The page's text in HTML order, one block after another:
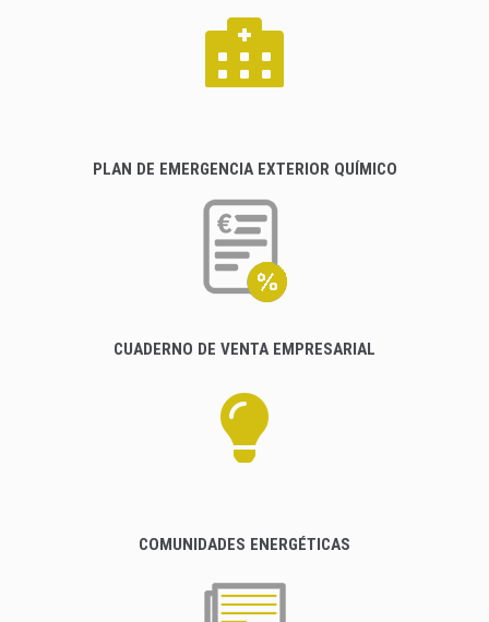
PLAN DE EMERGENCIA EXTERIOR QUÍMICO
CUADERNO DE VENTA EMPRESARIAL
COMUNIDADES ENERGÉTICAS